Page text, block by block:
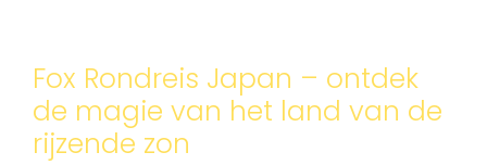
Fox Rondreis Japan – ontdek
de magie van het land van de
rijzende zon